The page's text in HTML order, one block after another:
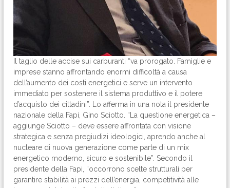
Il taglio delle accise sui carburanti “va prorogato. Famiglie e
imprese stanno affrontando enormi difficoltà a causa
dell’aumento dei costi energetici e serve un intervento
immediato per sostenere il sistema produttivo e il potere
d’acquisto dei cittadini”. Lo afferma in una nota il presidente
nazionale della Fapi, Gino Sciotto. “La questione energetica –
aggiunge Sciotto – deve essere affrontata con visione
strategica e senza pregiudizi ideologici, aprendo anche al
nucleare di nuova generazione come parte di un mix
energetico moderno, sicuro e sostenibile”. Secondo il
presidente della Fapi, “occorrono scelte strutturali per
garantire stabilità ai prezzi dell’energia, competitività alle